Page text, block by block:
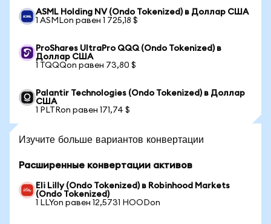
ASML Holding NV (Ondo Tokenized) в Доллар США
1 ASMLon равен 1 725,18 $
ProShares UltraPro QQQ (Ondo Tokenized) в
Доллар США
1 TQQQon равен 73,80 $
Palantir Technologies (Ondo Tokenized) в Доллар
США
1 PLTRon равен 171,74 $
Изучите больше вариантов конвертации
Расширенные конвертации активов
Eli Lilly (Ondo Tokenized) в Robinhood Markets
(Ondo Tokenized)
1 LLYon равен 12,5731 HOODon